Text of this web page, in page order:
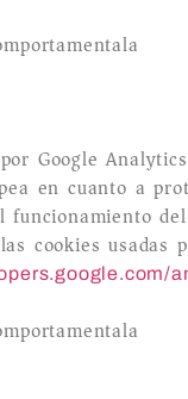
Google
en cuanto a
funcionamiento
cookies usadas